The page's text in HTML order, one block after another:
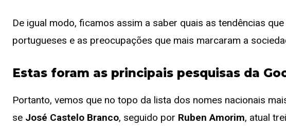
De igual modo, ficamos assim a saber quais as tendências
portugueses e as preocupações que mais marcaram a
Estas foram as principais pesquisas da
Portanto, vemos que no topo da lista dos nomes nacionais
se José Castelo Branco, seguido por Ruben Amorim, atual